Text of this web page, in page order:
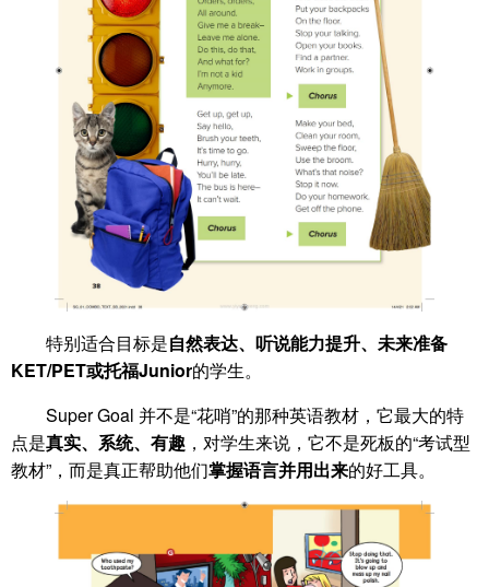
特别适合目标是自然表达、听说能力提升、未来准备
KET/PET或托福Junior的学生。
Super Goal 并不是“花哨”的那种英语教材，它最大的特
点是真实、系统、有趣 ，对学生来说，它不是死板的“考试型
教材”，而是真正帮助他们掌握语言并用出来的好工具。